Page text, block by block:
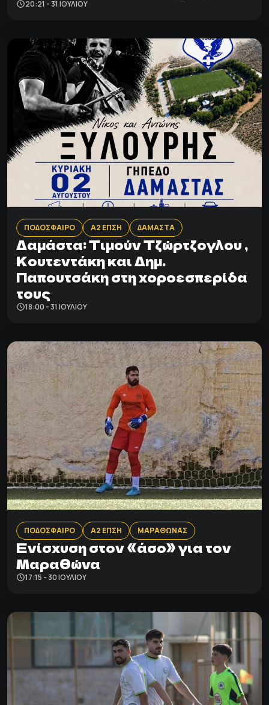
20:21 - 31 ΙΟΥΛΊΟΥ
ΠΟΔΟΣΦΑΙΡΟ Α2 ΕΠΣΗ ΔΑΜΑΣΤΑ
Δαμάστα: Tιμούν Τζώρτζογλου ,
Κουτεντάκη και Δημ.
Παπουτσάκη στη χοροεσπερίδα
τους
18:00 - 31 ΙΟΥΛΊΟΥ
ΠΟΔΟΣΦΑΙΡΟ Α2 ΕΠΣΗ ΜΑΡΑΘΩΝΑΣ
Ενίσχυση στον «άσο» για τον
Μαραθώνα
17:15 - 30 ΙΟΥΛΊΟΥ